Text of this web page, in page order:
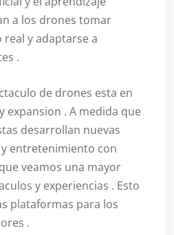
a los drones tomar
y adaptarse a
.
de drones esta en
expansion . A medida que
desarrollan nuevas
entretenimiento con
veamos una mayor
y experiencias . Esto
plataformas para los
.